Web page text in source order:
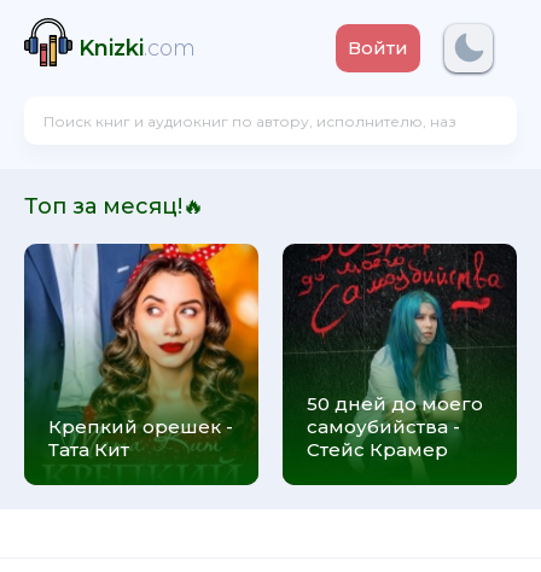
Knizki.com Войти
Топ за месяц!🔥
Крепкий орешек -
Тата Кит
50 дней до моего
самоубийства -
Стейс Крамер